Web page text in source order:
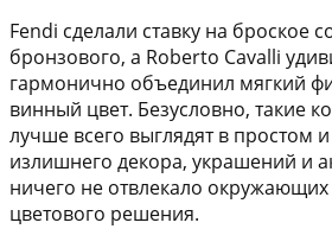
Fendi сделали ставку на броское
бронзового, а Roberto Cavalli
гармонично объединил мягкий
винный цвет. Безусловно, такие
лучше всего выглядят в простом
излишнего декора, украшений и
ничего не отвлекало окружающих
цветового решения.